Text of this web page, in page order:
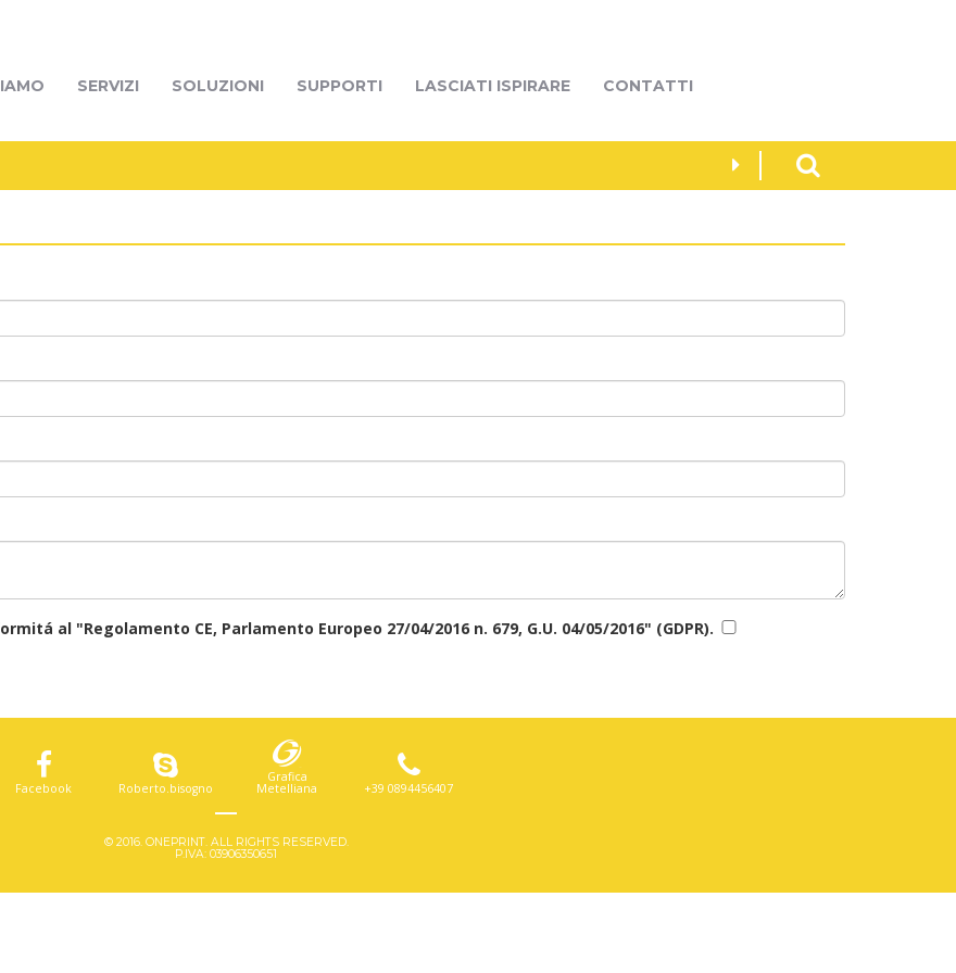
SERVIZI SOLUZIONI SUPPORTI LASCIATI ISPIRARE CONTATTI
al "Regolamento CE, Parlamento Europeo 27/04/2016 n. 679, G.U. 04/05/2016" (GDPR).
Facebook Roberto.bisogno
Grafica
Metelliana +39 0894456407
© 2016. ONEPRINT. ALL RIGHTS RESERVED.
P.IVA: 03906350651